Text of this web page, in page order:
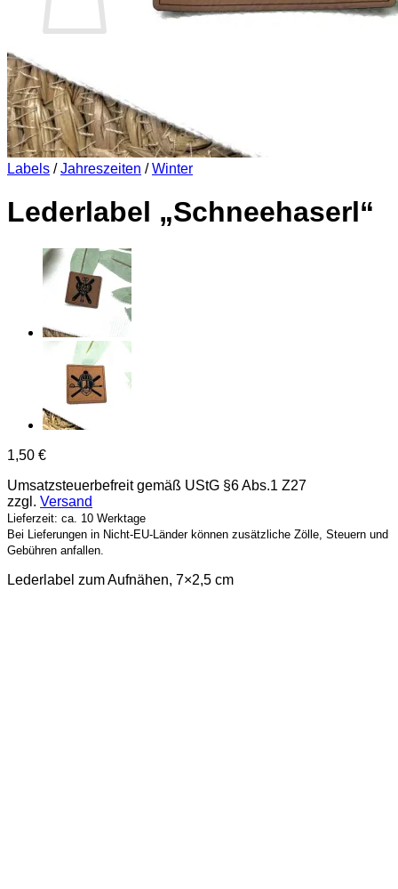
Zurück zum Shop
Labels / Jahreszeiten / Winter
Lederlabel „Schneehaserl“
1,50 €
Umsatzsteuerbefreit gemäß UStG §6 Abs.1 Z27
zzgl. Versand
Lieferzeit: ca. 10 Werktage
Bei Lieferungen in Nicht-EU-Länder können zusätzliche Zölle, Steuern und
Gebühren anfallen.
Lederlabel zum Aufnähen, 7×2,5 cm